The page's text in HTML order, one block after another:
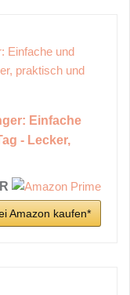
Einfache
- Lecker,
Amazon kaufen*